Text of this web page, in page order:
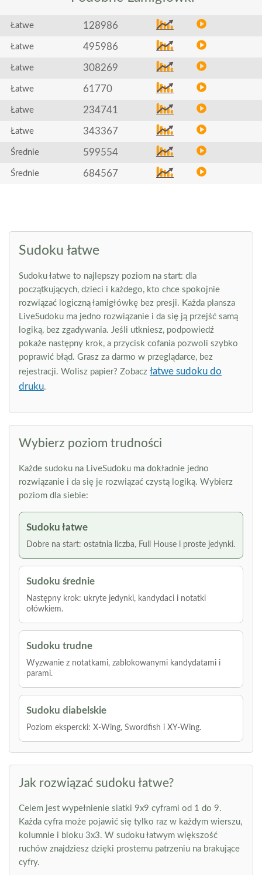
Łatwe 128986
Łatwe 495986
Łatwe 308269
Łatwe 61770
Łatwe 234741
Łatwe 343367
Średnie 599554
Średnie 684567
Sudoku łatwe
Sudoku łatwe to najlepszy poziom na start: dla
początkujących, dzieci i każdego, kto chce spokojnie
rozwiązać logiczną łamigłówkę bez presji. Każda plansza
LiveSudoku ma jedno rozwiązanie i da się ją przejść samą
logiką, bez zgadywania. Jeśli utkniesz, podpowiedź
pokaże następny krok, a przycisk cofania pozwoli szybko
poprawić błąd. Grasz za darmo w przeglądarce, bez
rejestracji. Wolisz papier? Zobacz łatwe sudoku do
druku.
Wybierz poziom trudności
Każde sudoku na LiveSudoku ma dokładnie jedno
rozwiązanie i da się je rozwiązać czystą logiką. Wybierz
poziom dla siebie:
Sudoku łatwe
Dobre na start: ostatnia liczba, Full House i proste jedynki.
Sudoku średnie
Następny krok: ukryte jedynki, kandydaci i notatki
ołówkiem.
Sudoku trudne
Wyzwanie z notatkami, zablokowanymi kandydatami i
parami.
Sudoku diabelskie
Poziom ekspercki: X-Wing, Swordfish i XY-Wing.
Jak rozwiązać sudoku łatwe?
Celem jest wypełnienie siatki 9x9 cyframi od 1 do 9.
Każda cyfra może pojawić się tylko raz w każdym wierszu,
kolumnie i bloku 3x3. W sudoku łatwym większość
ruchów znajdziesz dzięki prostemu patrzeniu na brakujące
cyfry.